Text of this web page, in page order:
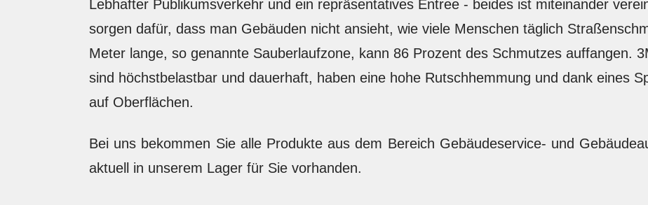
Lebhafter Publikumsverkehr und ein repräsentatives Entree - beides ist miteinander
sorgen dafür, dass man Gebäuden nicht ansieht, wie viele Menschen täglich
Meter lange, so genannte Sauberlaufzone, kann 86 Prozent des Schmutzes auffangen.
sind höchstbelastbar und dauerhaft, haben eine hohe Rutschhemmung und dank eines
auf Oberflächen.
Bei uns bekommen Sie alle Produkte aus dem Bereich Gebäudeservice- und
aktuell in unserem Lager für Sie vorhanden.